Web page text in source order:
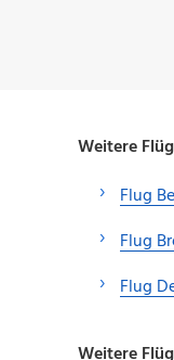
Weitere
Flug
Flug
Flug